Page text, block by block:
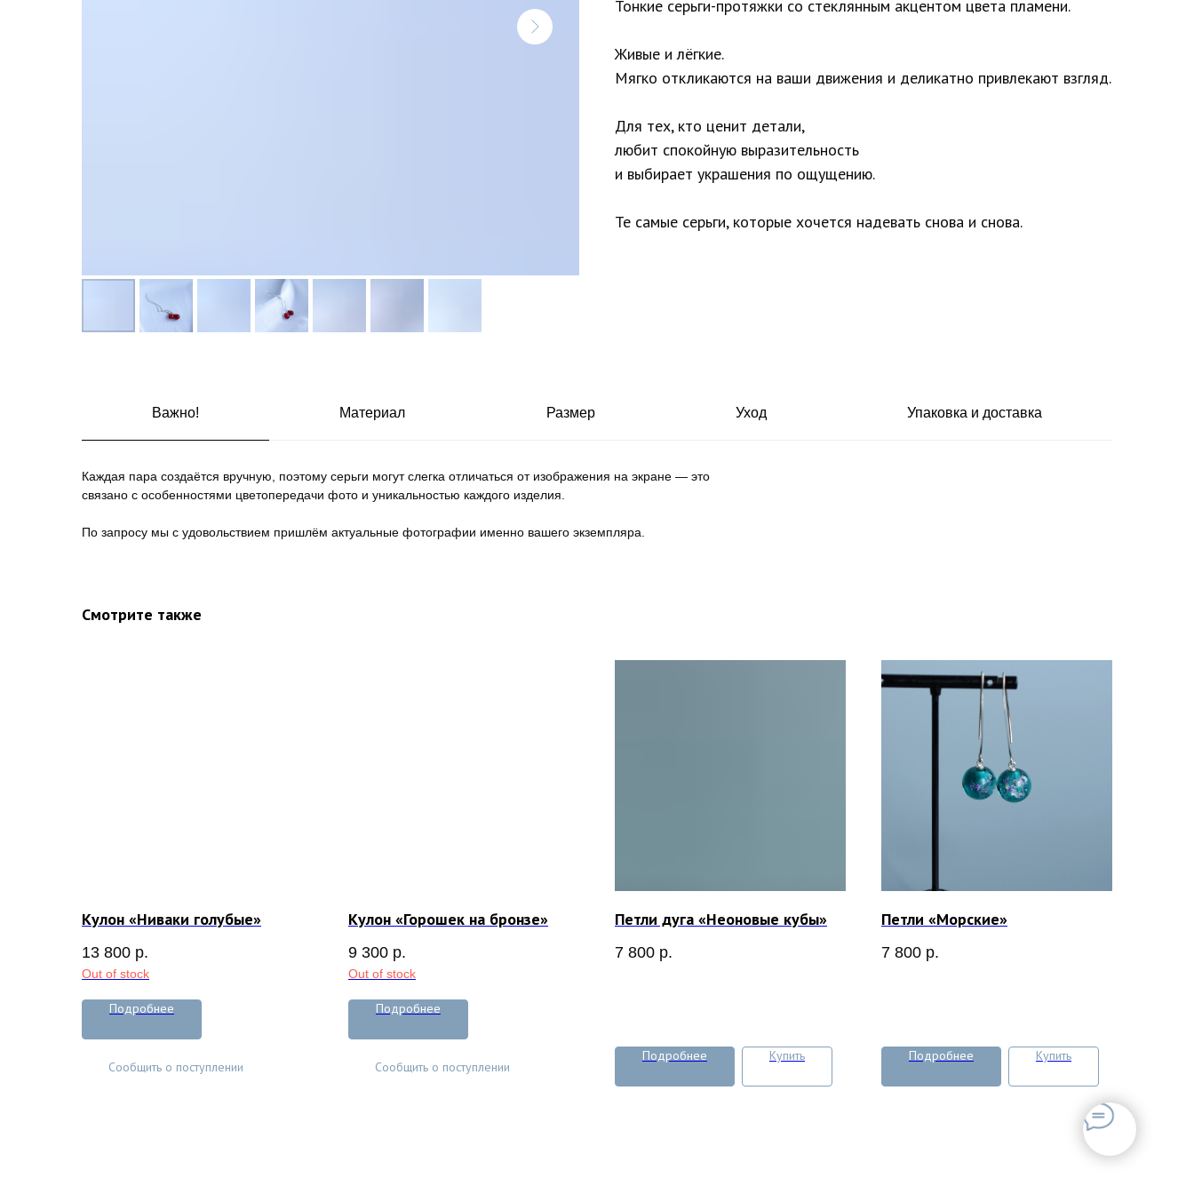
Тонкие серьги-протяжки со стеклянным акцентом цвета пламени.
Живые и лёгкие.
Мягко откликаются на ваши движения и деликатно привлекают взгляд.
Для тех, кто ценит детали,
любит спокойную выразительность
и выбирает украшения по ощущению.
Те самые серьги, которые хочется надевать снова и снова.
Важно! Материал Размер Уход Упаковка и доставка
Каждая пара создаётся вручную, поэтому серьги могут слегка отличаться от изображения на экране — это
связано с особенностями цветопередачи фото и уникальностью каждого изделия.
По запросу мы с удовольствием пришлём актуальные фотографии именно вашего экземпляра.
Смотрите также
Кулон «Ниваки голубые»
13 800 р.
Out of stock
Подробнее
Сообщить о поступлении
Кулон «Горошек на бронзе»
9 300 р.
Out of stock
Подробнее
Сообщить о поступлении
Петли дуга «Неоновые кубы»
7 800 р.
Подробнее Купить
Петли «Морские»
7 800 р.
Подробнее Купить